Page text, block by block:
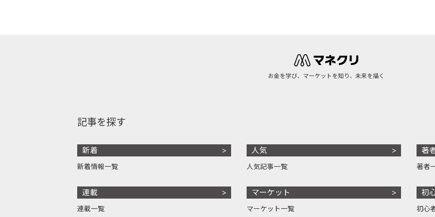
お金を学び、マーケットを知り、未来を描く
記事を探す
新着
新着情報一覧
連載
連載一覧
人気
人気記事一覧
マーケット
マーケット一覧
著
著者
初
初心